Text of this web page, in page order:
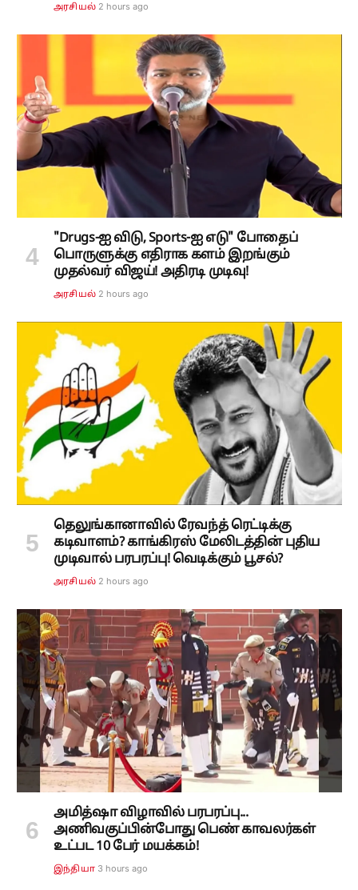
அரசியல் 2 hours ago
"Drugs-ஐ விடு, Sports-ஐ எடு" போதைப்
பொருளுக்கு எதிராக களம் இறங்கும்
முதல்வர் விஜய்! அதிரடி முடிவு!
அரசியல் 2 hours ago
தெலுங்கானாவில் ரேவந்த் ரெட்டிக்கு
கடிவாளம்? காங்கிரஸ் மேலிடத்தின் புதிய
முடிவால் பரபரப்பு! வெடிக்கும் பூசல்?
அரசியல் 2 hours ago
அமித்ஷா விழாவில் பரபரப்பு...
அணிவகுப்பின்போது பெண் காவலர்கள்
உட்பட 10 பேர் மயக்கம்!
இந்தியா 3 hours ago